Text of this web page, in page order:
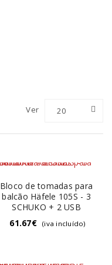
Ver 20
Bloco de tomadas para
balcão Häfele 105S - 3
SCHUKO + 2 USB
61.67€ (iva incluído)